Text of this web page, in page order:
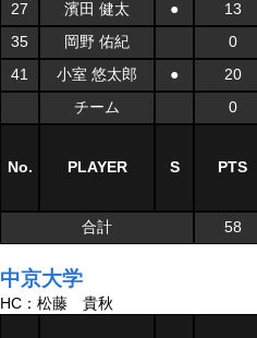
27
濱田 健太 ● 13
35
岡野 佑紀 0
41
小室 悠太郎 ● 20
チーム
0
No. PLAYER S PTS
合計 58
中京大学
HC：松藤 貴秋